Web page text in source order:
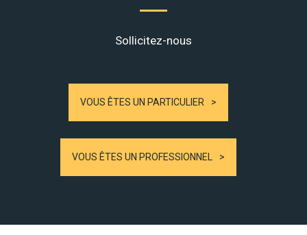
Sollicitez-nous
VOUS ÊTES UN PARTICULIER
VOUS ÊTES UN PROFESSIONNEL